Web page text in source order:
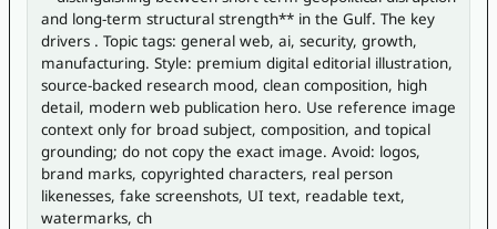
and long-term structural strength** in the Gulf. The key
drivers . Topic tags: general web, ai, security, growth,
manufacturing. Style: premium digital editorial illustration,
source-backed research mood, clean composition, high
detail, modern web publication hero. Use reference image
context only for broad subject, composition, and topical
grounding; do not copy the exact image. Avoid: logos,
brand marks, copyrighted characters, real person
likenesses, fake screenshots, UI text, readable text,
watermarks, ch